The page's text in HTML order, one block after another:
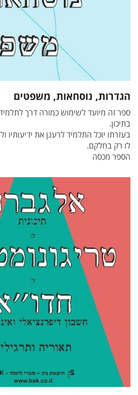
הגדרות, נוסחאות, משפטים
ספר זה מיועד לשימוש כמורה דרך
בתיכון.
בעזרתו יוכל התלמיד לרענן את ידיעותיו
לו רק בחלקם.
הספר מכסה